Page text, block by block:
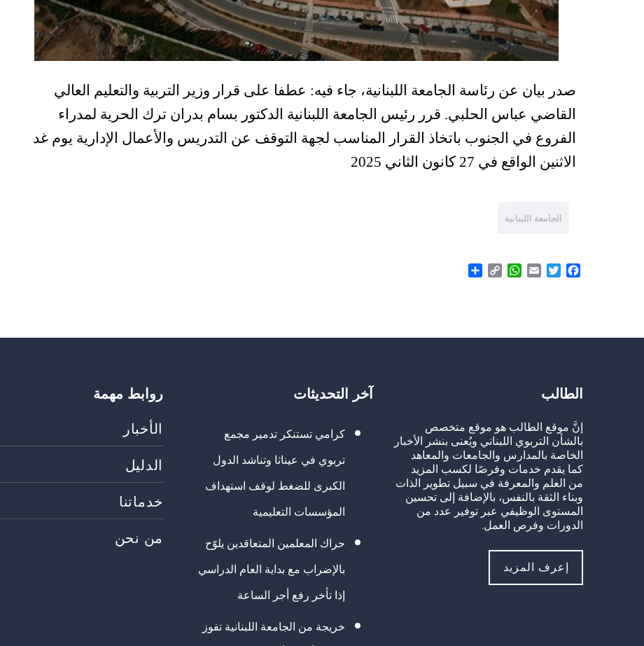
صدر بيان عن رئاسة الجامعة اللبنانية، جاء فيه: عطفا على قرار وزير التربية والتعليم العالي
القاضي عباس الحلبي. قرر رئيس الجامعة اللبنانية الدكتور بسام بدران ترك الحرية لمدراء
الفروع في الجنوب باتخاذ القرار المناسب لجهة التوقف عن التدريس والأعمال الإدارية يوم غد
الاثنين الواقع في 27 كانون الثاني 2025
الجامعة اللبنانية
Facebook
Twitter
Email
WhatsApp
Copy
الطالب
إنَّ موقع الطالب هو موقع متخصص
بالشأن التربوي اللبناني ويُعنى بنشر الأخبار
الخاصة بالمدارس والجامعات والمعاهد
كما يقدم خدمات وفرصًا لكسب المزيد
من العلم والمعرفة في سبيل تطوير الذات
وبناء الثقة بالنفس، بالإضافة إلى تحسين
المستوى الوظيفي عبر توفير عدد من
الدورات وفرص العمل.
إعرف المزيد
آخر التحديثات
كرامي تستنكر تدمير مجمع
تربوي في عيناثا وتناشد الدول
الكبرى للضغط لوقف استهداف
المؤسسات التعليمية
حراك المعلمين المتعاقدين يلوّح
بالإضراب مع بداية العام الدراسي
إذا تأخر رفع أجر الساعة
خريجة من الجامعة اللبنانية تفوز
روابط مهمة
الأخبار
الدليل
خدماتنا
من نحن